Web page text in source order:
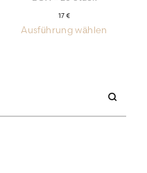
17€
Ausführung wählen
Optionen
können
der